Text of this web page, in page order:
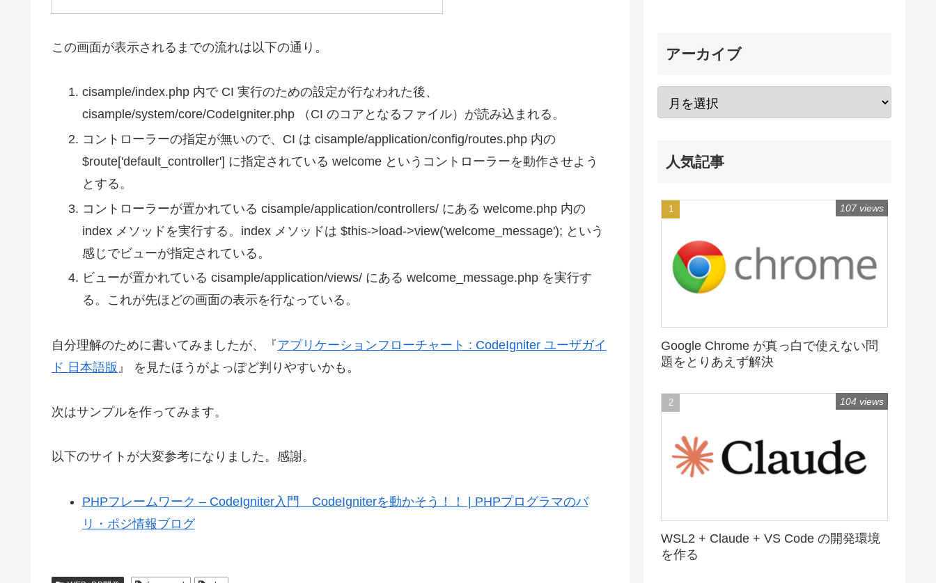
この画面が表示されるまでの流れは以下の通り。
cisample/index.php 内で CI 実行のための設定が行なわれた後、
cisample/system/core/CodeIgniter.php （CI のコアとなるファイル）が読み込まれる。
コントローラーの指定が無いので、CI は cisample/application/config/routes.php 内の
$route['default_controller'] に指定されている welcome というコントローラーを動作させよう
とする。
コントローラーが置かれている cisample/application/controllers/ にある welcome.php 内の
index メソッドを実行する。index メソッドは $this->load->view('welcome_message'); という
感じでビューが指定されている。
ビューが置かれている cisample/application/views/ にある welcome_message.php を実行す
る。これが先ほどの画面の表示を行なっている。
自分理解のために書いてみましたが、『アプリケーションフローチャート : CodeIgniter ユーザガイ
ド 日本語版 』 を見たほうがよっぽど判りやすいかも。
次はサンプルを作ってみます。
以下のサイトが大変参考になりました。感謝。
PHPフレームワーク – CodeIgniter入門 CodeIgniterを動かそう！！ | PHPプログラマのバ
リ・ポジ情報ブログ
アーカイブ
人気記事
Google Chrome が真っ白で使えない問
題をとりあえず解決
107 views
WSL2 + Claude + VS Code の開発環境
を作る
104 views